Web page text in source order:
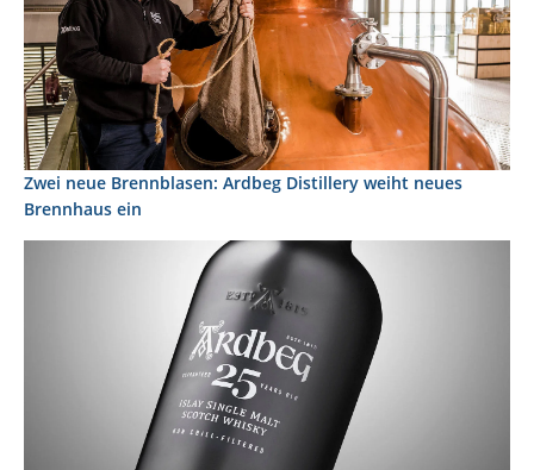
Zwei neue Brennblasen: Ardbeg Distillery weiht neues
Brennhaus ein